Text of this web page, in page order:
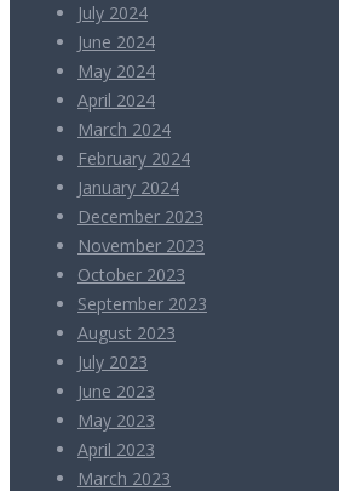
July 2024
June 2024
May 2024
April 2024
March 2024
February 2024
January 2024
December 2023
November 2023
October 2023
September 2023
August 2023
July 2023
June 2023
May 2023
April 2023
March 2023